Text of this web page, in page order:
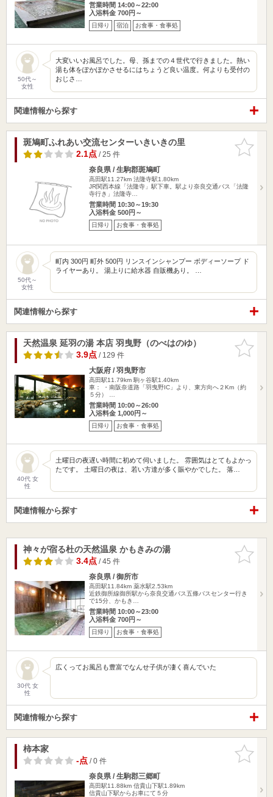
営業時間 14:00～22:00
入浴料金 700円～
日帰り 宿泊 お食事・食事処
50代～
女性
大変いいお風呂でした。母、孫までの４世代で行きました。熱い
湯も体をぽかぽかさせるにはちょうど良い温度。何よりも受付の
おじさ…
関連情報から探す
お気に入
りに追加
斑鳩町ふれあい交流センターいきいきの里
2.1点/ 25 件
奈良県 / 生駒郡斑鳩町
高田駅11.27km 法隆寺駅1.80km
JR関西本線「法隆寺」駅下車。駅より奈良交通バス「法隆
寺行き」法隆寺…
営業時間 10:30～19:30
入浴料金 500円～
日帰り お食事・食事処
50代～
女性
町内 300円 町外 500円 リンスインシャンプー ボディーソープ ド
ライヤーあり。 湯上りに給水器 自販機あり。 …
関連情報から探す
お気に入
りに追加
天然温泉 延羽の湯 本店 羽曳野（のべはのゆ）
3.9点/ 129 件
大阪府 / 羽曳野市
高田駅11.79km 駒ヶ谷駅1.40km
車： ・南阪奈道路「羽曳野IC」より、東方向へ２Km（約
５分） …
営業時間 10:00～26:00
入浴料金 1,000円～
日帰り お食事・食事処
40代 女
性
土曜日の夜遅い時間に初めて伺いました。 雰囲気はとてもよかっ
たです。 土曜日の夜は、若い方達が多く賑やかでした。 落…
関連情報から探す
お気に入
りに追加
神々が宿る杜の天然温泉 かもきみの湯
3.4点/ 45 件
奈良県 / 御所市
高田駅11.84km 薬水駅2.53km
近鉄御所線御所駅から奈良交通バス五條バスセンター行き
で15分、かもき…
営業時間 10:00～23:00
入浴料金 700円～
日帰り お食事・食事処
30代 女
性
広くってお風呂も豊富でなんせ子供が凄く喜んでいた
関連情報から探す
お気に入
りに追加
柿本家
-点/ 0 件
奈良県 / 生駒郡三郷町
高田駅11.88km 信貴山下駅1.89km
信貴山下駅からお車にて５分